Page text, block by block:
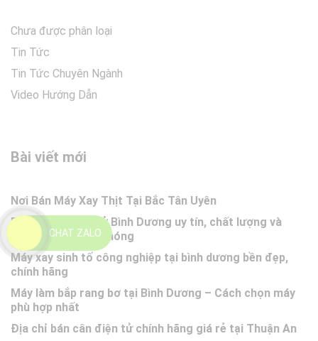
Chưa được phân loại
Tin Tức
Tin Tức Chuyên Ngành
Video Hướng Dẫn
Bài viết mới
Nơi Bán Máy Xay Thịt Tại Bắc Tân Uyên
Bán máy xay thịt ở Bình Dương uy tín, chất lượng và
giao hàng nhanh chóng
Máy xay sinh tố công nghiệp tại bình dương bền đẹp,
chính hãng
Máy làm bắp rang bơ tại Bình Dương – Cách chọn máy
phù hợp nhất
Địa chỉ bán cân điện tử chính hãng giá rẻ tại Thuận An
CHAT ZALO